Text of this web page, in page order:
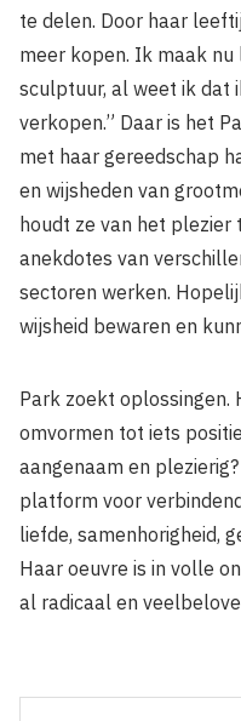
te delen. Door haar
meer kopen. Ik maak
sculptuur, al weet ik dat
verkopen.” Daar is het
met haar gereedschap
en wijsheden van
houdt ze van het plezier
anekdotes van
sectoren werken.
wijsheid bewaren en
Park zoekt oplossingen.
omvormen tot iets
aangenaam en
platform voor
liefde, samenhorigheid,
Haar oeuvre is in volle
al radicaal en